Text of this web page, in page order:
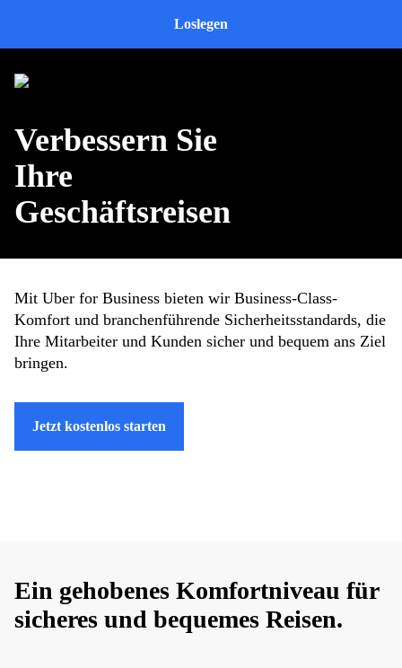
Loslegen
Verbessern Sie
Ihre
Geschäftsreisen
Mit Uber for Business bieten wir Business-Class-
Komfort und branchenführende Sicherheitsstandards, die
Ihre Mitarbeiter und Kunden sicher und bequem ans Ziel
bringen.
Jetzt kostenlos starten
Ein gehobenes Komfortniveau für
sicheres und bequemes Reisen.